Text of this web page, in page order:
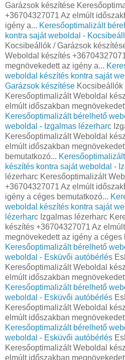
Garázsok készítése
+36704327071 Az elmúlt
igény a... Keresőoptimalizált
kontra saját weboldal -
Kocsibeállók / Garázsok
Weboldal készítés
megnövekedett az igény a...
weboldal készítés kontra saját
Garázsok készítése Kocsibeállók
Keresőoptimalizált Weboldal
elmúlt időszakban
Keresőoptimalizált bérelhető
weboldal - Izgalmas lézerharc
Keresőoptimalizált Weboldal
elmúlt időszakban
bemutatkozó...
készítés kontra saját weboldal -
lézerharc Keresőoptimalizált
+36704327071 Az elmúlt
igény a céges bemutatkozó...
weboldal készítés kontra saját
lézerharc Izgalmas lézerharc
készítés +36704327071 Az
megnövekedett az igény a céges
Keresőoptimalizált bérelhető
weboldal - Esküvői autóbérlés
Keresőoptimalizált Weboldal
elmúlt időszakban
Keresőoptimalizált bérelhető
weboldal - Esküvői autóbérlés
Keresőoptimalizált Weboldal
elmúlt időszakban
Keresőoptimalizált bérelhető
weboldal - Esküvői autóbérlés
Keresőoptimalizált Weboldal
elmúlt időszakban